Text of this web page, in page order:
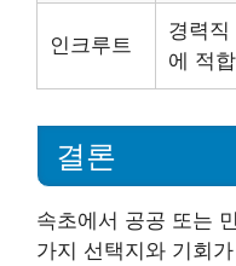
인크루트
경력직
에 적합
결론
속초에서 공공 또는
가지 선택지와 기회